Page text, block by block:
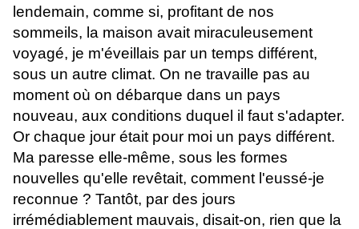
lendemain, comme si, profitant de nos
sommeils, la maison avait miraculeusement
voyagé, je m'éveillais par un temps différent,
sous un autre climat. On ne travaille pas au
moment où on débarque dans un pays
nouveau, aux conditions duquel il faut s'adapter.
Or chaque jour était pour moi un pays différent.
Ma paresse elle-même, sous les formes
nouvelles qu'elle revêtait, comment l'eussé-je
reconnue ? Tantôt, par des jours
irrémédiablement mauvais, disait-on, rien que la